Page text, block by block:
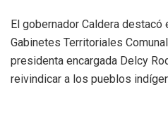
El gobernador Caldera
Gabinetes Territoriales
presidenta encargada Delcy
reivindicar a los pueblos